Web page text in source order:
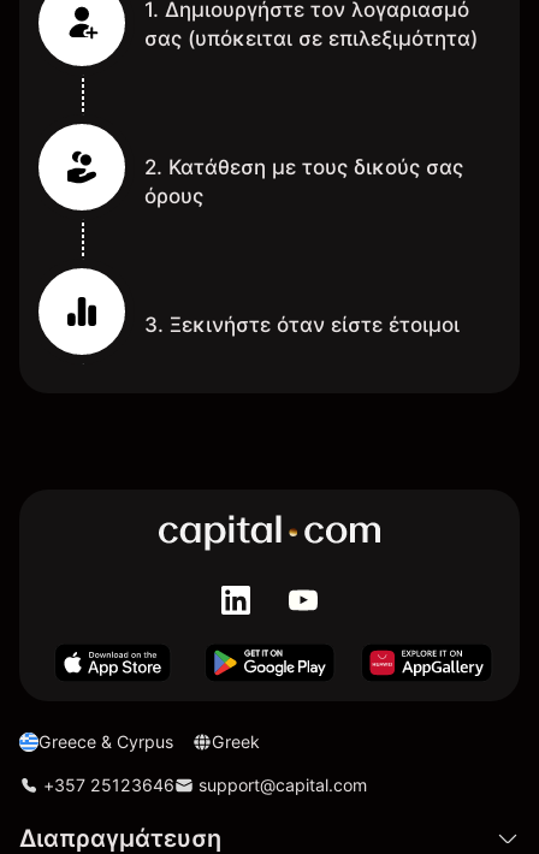
1. Δημιουργήστε τον λογαριασμό
σας (υπόκειται σε επιλεξιμότητα)
2. Κατάθεση με τους δικούς σας
όρους
3. Ξεκινήστε όταν είστε έτοιμοι
Greece & Cyrpus Greek
+357 25123646 support@capital.com
Διαπραγμάτευση